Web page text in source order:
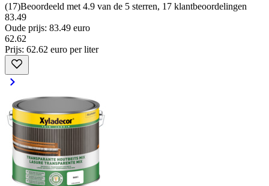
(17)Beoordeeld met 4.9 van de 5 sterren, 17 klantbeoordelingen
83.49
Oude prijs: 83.49 euro
62.62
Prijs: 62.62 euro per liter